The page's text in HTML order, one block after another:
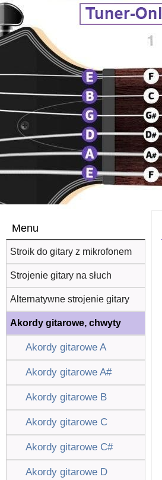
Menu
Stroik do gitary z mikrofonem
Strojenie gitary na słuch
Alternatywne strojenie gitary
Akordy gitarowe, chwyty
Akordy gitarowe A
Akordy gitarowe A#
Akordy gitarowe B
Akordy gitarowe C
Akordy gitarowe C#
Akordy gitarowe D